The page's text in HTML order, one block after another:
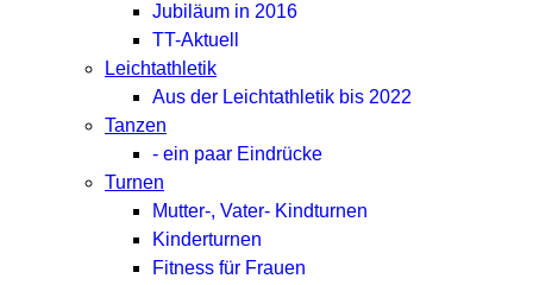
Jubiläum in 2016
TT-Aktuell
Leichtathletik
Aus der Leichtathletik bis 2022
Tanzen
- ein paar Eindrücke
Turnen
Mutter-, Vater- Kindturnen
Kinderturnen
Fitness für Frauen